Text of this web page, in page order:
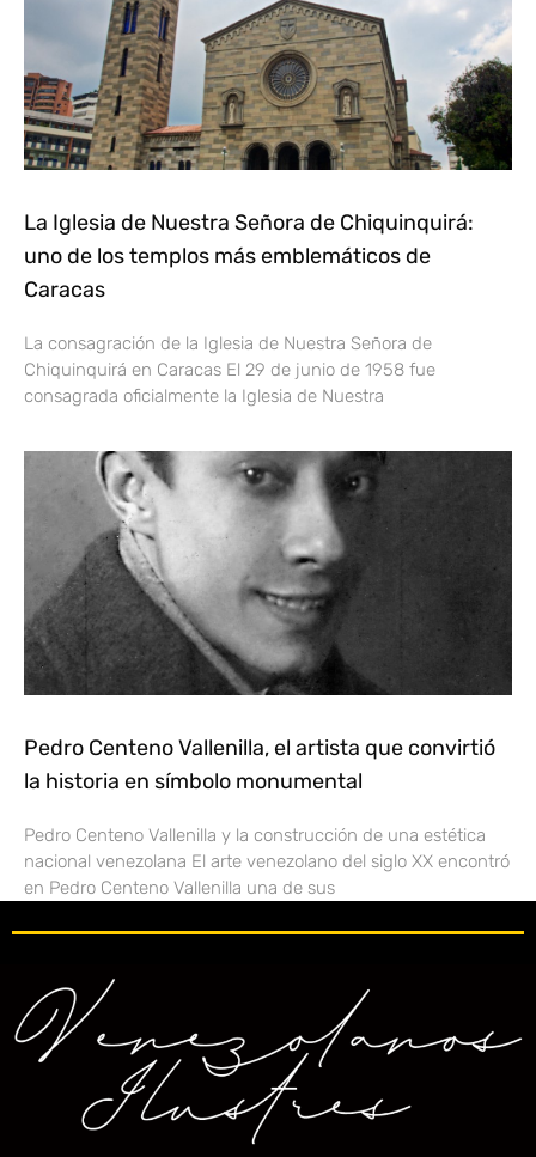
La Iglesia de Nuestra Señora de Chiquinquirá:
uno de los templos más emblemáticos de
Caracas
La consagración de la Iglesia de Nuestra Señora de
Chiquinquirá en Caracas El 29 de junio de 1958 fue
consagrada oficialmente la Iglesia de Nuestra
Pedro Centeno Vallenilla, el artista que convirtió
la historia en símbolo monumental
Pedro Centeno Vallenilla y la construcción de una estética
nacional venezolana El arte venezolano del siglo XX encontró
en Pedro Centeno Vallenilla una de sus